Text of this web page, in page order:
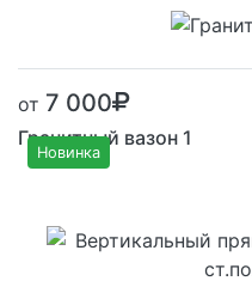
от 7 000
Гранитный вазон 1
Новинка